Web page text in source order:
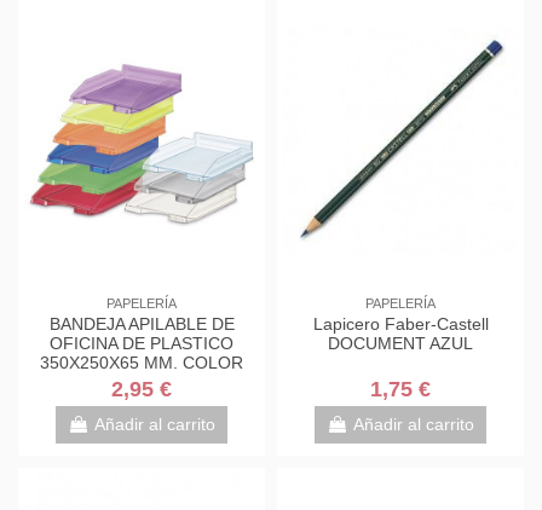
PAPELERÍA
BANDEJA APILABLE DE
OFICINA DE PLASTICO
350X250X65 MM. COLOR
TRANSPARENTE FAIBO 93-
23
2,95 €
Añadir al carrito
PAPELERÍA
Lapicero Faber-Castell
DOCUMENT AZUL
1,75 €
Añadir al carrito